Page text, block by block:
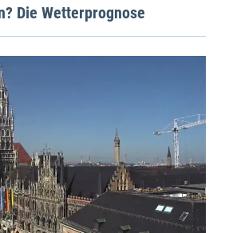
Die Wetterprognose